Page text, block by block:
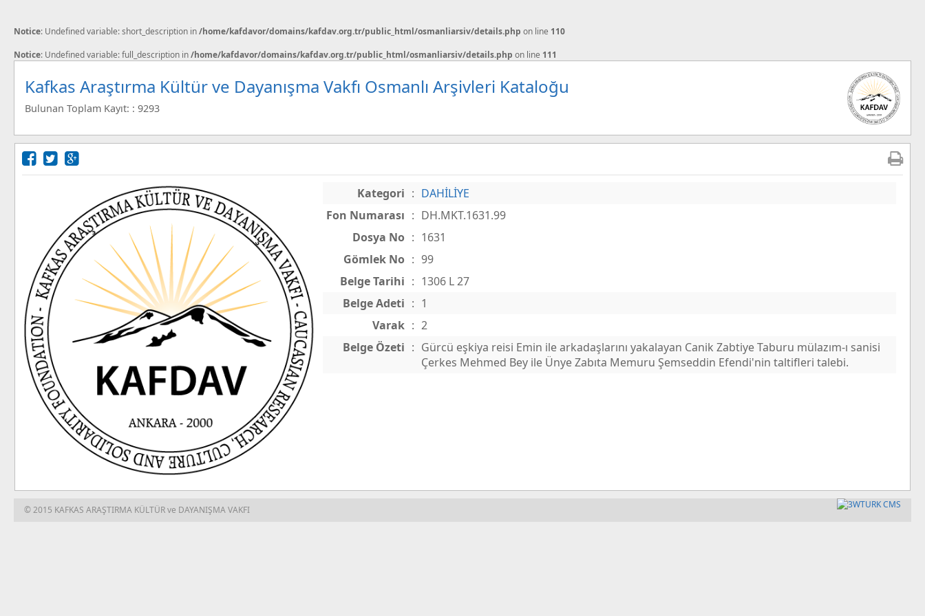
Notice: Undefined variable: short_description in/home/kafdavor/domains/kafdav.org.tr/public_html/osmanliarsiv/details.php on line 110
Notice: Undefined variable: full_description in/home/kafdavor/domains/kafdav.org.tr/public_html/osmanliarsiv/details.php on line 111
Kafkas Araştırma Kültür ve Dayanışma Vakfı Osmanlı Arşivleri Kataloğu
Bulunan Toplam Kayıt: : 9293
Kategori : DAHİLİYE
Fon Numarası : DH.MKT.1631.99
Dosya No : 1631
Gömlek No : 99
Belge Tarihi : 1306 L 27
Belge Adeti : 1
Varak : 2
Belge Özeti : Gürcü eşkiya reisi Emin ile arkadaşlarını yakalayan Canik Zabtiye Taburu mülazım-ı sanisi
Çerkes Mehmed Bey ile Ünye Zabıta Memuru Şemseddin Efendi'nin taltifleri talebi.
© 2015 KAFKAS ARAŞTIRMA KÜLTÜR ve DAYANIŞMA VAKFI